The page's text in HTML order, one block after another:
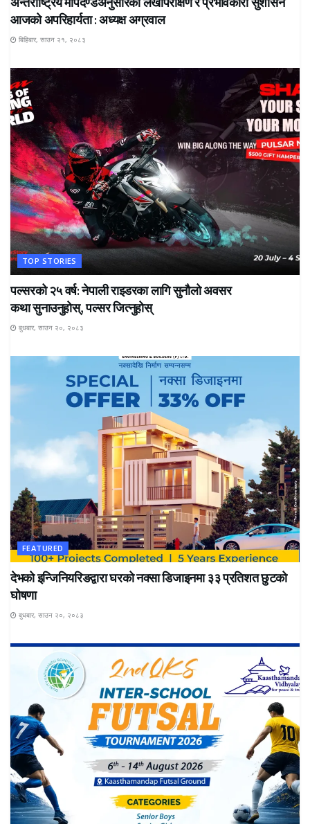
आजको अपरिहार्यता : अध्यक्ष अग्रवाल
बिहिबार, साउन २१, २०८३
TOP STORIES
पल्सरको २५ वर्ष: नेपाली राइडरका लागि सुनौलो अवसर
कथा सुनाउनुहोस्, पल्सर जित्नुहोस्
बुधबार, साउन २०, २०८३
FEATURED
देभको इन्जिनियरिङद्वारा घरको नक्सा डिजाइनमा ३३ प्रतिशत छुटको
घोषणा
बुधबार, साउन २०, २०८३